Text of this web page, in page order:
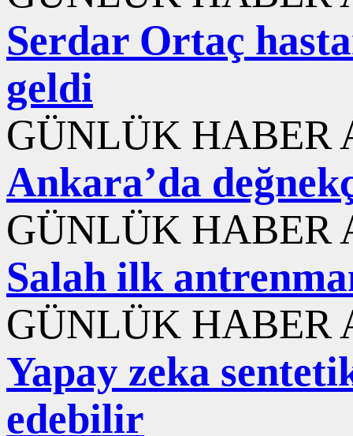
Serdar Ortaç
geldi
GÜNLÜK HABER
Ankara’da
GÜNLÜK HABER
Salah ilk
GÜNLÜK HABER
Yapay zeka
edebilir